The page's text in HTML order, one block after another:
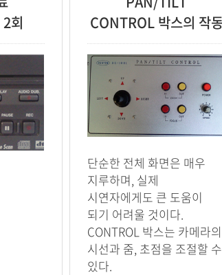
회
CONTROL 박스의 작
단순한 전체 화면은 매우
지루하며, 실제
시연자에게도 큰 도움이
되기 어려울 것이다.
CONTROL 박스는 카메라의
시선과 줌, 초점을 조절할 수
있다.